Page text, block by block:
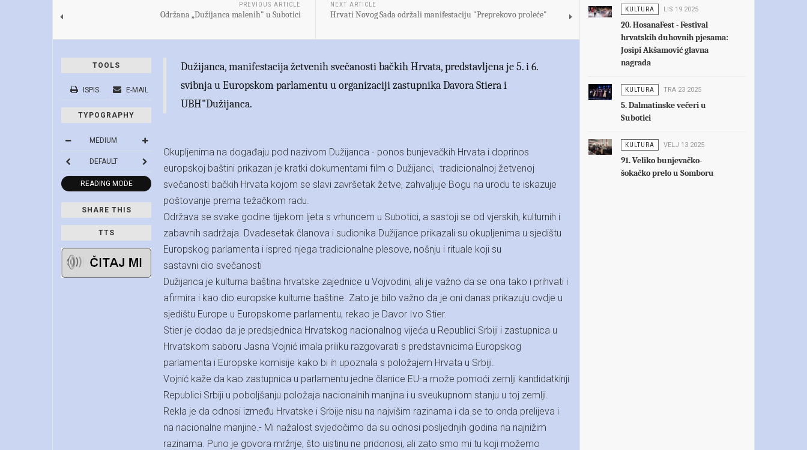
PREVIOUS ARTICLE
Održana „Dužijanca malenih" u Subotici
NEXT ARTICLE
Hrvati Novog Sada održali manifestaciju "Preprekovo proleće"
TOOLS
ISPIS E-MAIL
TYPOGRAPHY
MEDIUM
DEFAULT
READING MODE
SHARE THIS
TTS
Dužijanca, manifestacija žetvenih svečanosti bačkih Hrvata, predstavljena je 5. i 6.
svibnja u Europskom parlamentu u organizaciji zastupnika Davora Stiera i
UBH"Dužijanca.
Okupljenima na događaju pod nazivom Dužijanca - ponos bunjevačkih Hrvata i doprinos
europskoj baštini prikazan je kratki dokumentarni film o Dužijanci, tradicionalnoj žetvenoj
svečanosti bačkih Hrvata kojom se slavi završetak žetve, zahvaljuje Bogu na urodu te iskazuje
poštovanje prema težačkom radu.
Održava se svake godine tijekom ljeta s vrhuncem u Subotici, a sastoji se od vjerskih, kulturnih i
zabavnih sadržaja. Dvadesetak članova i sudionika Dužijance prikazali su okupljenima u sjedištu
Europskog parlamenta i ispred njega tradicionalne plesove, nošnju i rituale koji su
sastavni dio svečanosti
Dužijanca je kulturna baština hrvatske zajednice u Vojvodini, ali je važno da se ona tako i prihvati i
afirmira i kao dio europske kulturne baštine. Zato je bilo važno da je oni danas prikazuju ovdje u
sjedištu Europe u Europskome parlamentu, rekao je Davor Ivo Stier.
Stier je dodao da je predsjednica Hrvatskog nacionalnog vijeća u Republici Srbiji i zastupnica u
Hrvatskom saboru Jasna Vojnić imala priliku razgovarati s predstavnicima Europskog
parlamenta i Europske komisije kako bi ih upoznala s položajem Hrvata u Srbiji.
Vojnić kaže da kao zastupnica u parlamentu jedne članice EU-a može pomoći zemlji kandidatkinji
Republici Srbiji u poboljšanju položaja nacionalnih manjina i u sveukupnom stanju u toj zemlji.
Rekla je da odnosi između Hrvatske i Srbije nisu na najvišim razinama i da se to onda prelijeva i
na nacionalne manjine.- Mi nažalost svjedočimo da su odnosi posljednjih godina na najnižim
razinama. Puno je govora mržnje, što uistinu ne pridonosi, ali zato smo mi tu koji možemo
KULTURA LIS 19 2025
20. HosanaFest - Festival
hrvatskih duhovnih pjesama:
Josipi Akšamović glavna
nagrada
KULTURA TRA 23 2025
5. Dalmatinske večeri u
Subotici
KULTURA VELJ 13 2025
91. Veliko bunjevačko-
šokačko prelo u Somboru